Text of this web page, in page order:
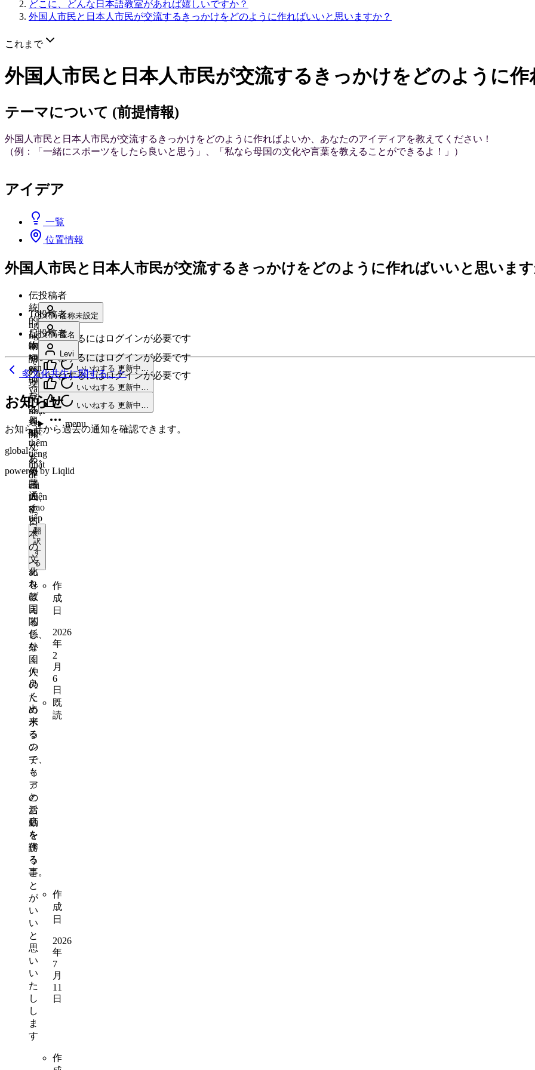
どこに、どんな日本語教室があれば嬉しいですか？
外国人市民と日本人市民が交流するきっかけをどのように作ればいいと思いますか？
これまで
外国人市民と日本人市民が交流するきっかけをどのように
テーマについて (前提情報)
外国人市民と日本人市民が交流するきっかけをどのように作ればよいか、あなたのアイディアを教えてください！
（例：「一緒にスポーツをしたら良いと思う」、「私なら母国の文化や言葉を教えることができるよ！」）
アイデア
一覧
位置情報
外国人市民と日本人市民が交流するきっかけをどのように作ればいいと思いま
伝
統
的
な
物
や
料
理
な
ど、
興
味
が
あ
る
共
通
す
る
話
題
が
あ
れ
ば
国
関
係
な
く
仲
良
く
出
来
る
の
で、
も
っ
と
お
店
を
作
る
事。
作
成
日
2026
年
7
月
11
日
投稿者
名称未設定
いいねするにはログインが必要です
いいねする 更新中…
menu
Tôi
nghĩ
người
nước
ngoài
cần
hiểu
văn
hóa
nhật
và
học
thêm
tiếng
nhật
để
cải
thiện
giao
tiếp
翻
訳
す
る
作
成
日
2026
年
2
月
6
日
既
読
投稿者
匿名
いいねするにはログインが必要です
いいねする 更新中…
menu
日
本
語
の
ク
ラ
ス
を
開
く
し、
外
国
人
に
日
本
の
文
化
を
教
え
る
し、
外
国
人
の
た
め
ボ
ラ
ン
テ
ィ
ア
の
活
動
を
誘
う
こ
と
が
い
い
と
思
い
い
た
し
し
ま
す
作
投稿者
Levi
いいねするにはログインが必要です
いいねする 更新中…
menu
多文化共生に関すること
お知らせ
お知らせから過去の通知を確認できます。
global
powered by Liqlid